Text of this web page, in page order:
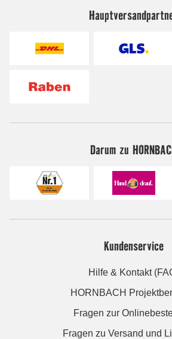
Darum zu
Kundenservice
Hilfe & Kontakt
HORNBACH
Fragen zur
Fragen zu Versand und